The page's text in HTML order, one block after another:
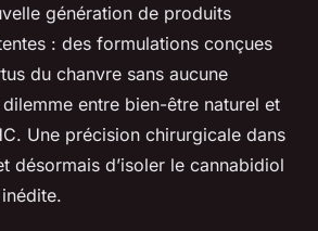
génération de produits
: des formulations conçues
du chanvre sans aucune
entre bien-être naturel et
Une précision chirurgicale dans
désormais d’isoler le cannabidiol